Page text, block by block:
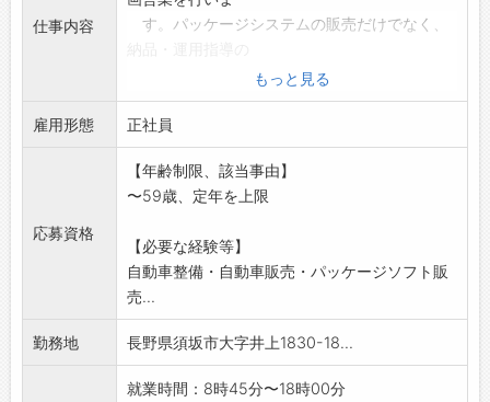
・充実した社内研修制度あり！
・車検のコバックのチェーン店としての研修も
ありますので、スキルアップを最大限バックア
・心温かい先輩たちが丁寧かつ優しく教えてく
れます♪
■意思疎通が図りやすい職場を目指していま
す！
・直接、先輩や上司に何でも話せる「1on1面
談」を実施！
・「伝わる伝え方」の研修を実施！
■さまざまなスタッフが活躍！
・スタッフの年代別構成比率は、20代が
仕事内容
す。パッケージシステムの販売だけでなく、
アフターフォローまで行います。
【仕事の変更範囲:会社が定
める業務】
*担当地域の車両販売店・自動車整備工場・自動
車鈑金工場が主
な営業先です。
や、お客様から
の修理受付も行いますので、パソコンやイン
ターネットの知識
が身につきます。(修理作業は専門担当者が行
います。)
もっと見る
雇用形態 正社員
応募資格
【年齢制限、該当事由】
〜59歳、定年を上限
【必要な経験等】
自動車整備・自動車販売・パッケージソフト販
売...
勤務地 長野県須坂市大字井上1830-18...
就業時間：8時45分〜18時00分